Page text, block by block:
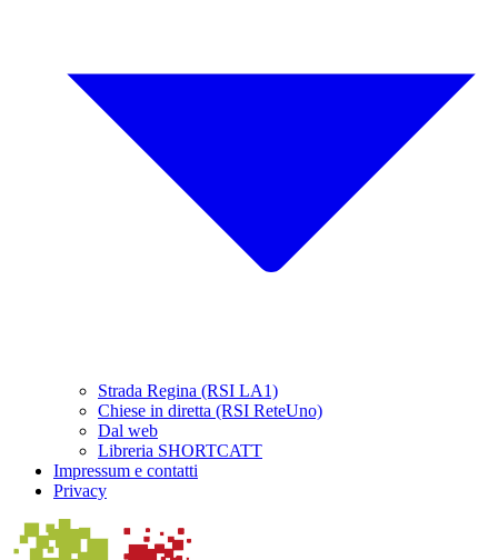
Strada Regina (RSI LA1)
Chiese in diretta (RSI ReteUno)
Dal web
Libreria SHORTCATT
Impressum e contatti
Privacy